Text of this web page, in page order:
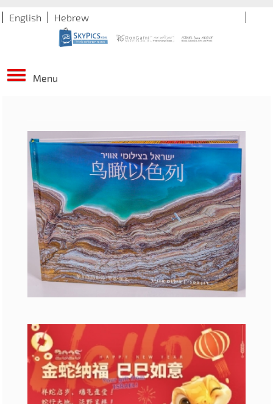
Hebrew
English
Menu